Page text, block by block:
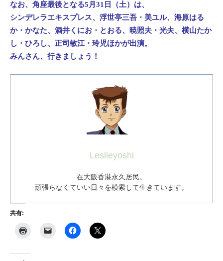
なお、角座最後となる5月31日（土）は、
シンデレラエキスプレス、浮世亭三吾・美ユル、海原はる
か・かなた、酒井くにお・とおる、暁照夫・光夫、横山たか
し・ひろし、正司敏江・玲児ほかが出演。
みんさん、行きましょう！
Leslieyoshi
在大阪香港永久居民。
頑張らなくていい日々を模索して生きています。
共有: